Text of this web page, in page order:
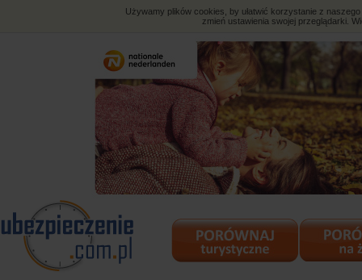
Używamy plików cookies, by ułatwić korzystanie z
zmień ustawienia swojej przeglądarki.